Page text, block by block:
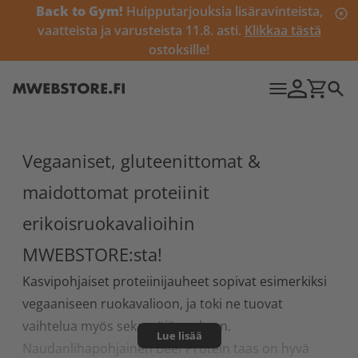
Back to Gym! Huipputarjouksia lisäravinteista,
vaatteista ja varusteista 11.8. asti. Klikkaa tästä
ostoksille!
Vegaaniset, gluteenittomat &
maidottomat proteiinit
erikoisruokavalioihin
MWEBSTORE:sta!
Kasvipohjaiset proteiinijauheet sopivat esimerkiksi
vegaaniseen ruokavalioon, ja toki ne tuovat
vaihtelua myös sekasyöjän arkeen.
Naudanlihapohjainen Beef Protein taas on hyvä
Lue lisää